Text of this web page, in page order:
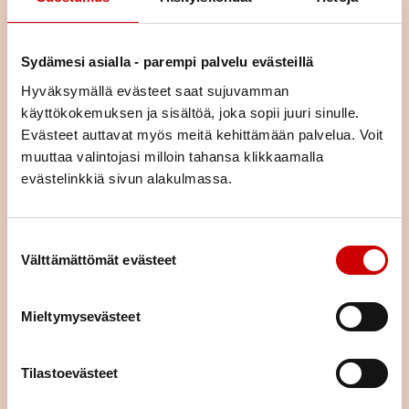
Sydämesi asialla - parempi palvelu evästeillä
Hyväksymällä evästeet saat sujuvamman
käyttökokemuksen ja sisältöä, joka sopii juuri sinulle.
Evästeet auttavat myös meitä kehittämään palvelua. Voit
muuttaa valintojasi milloin tahansa klikkaamalla
evästelinkkiä sivun alakulmassa.
Välttämättömät evästeet
Mieltymysevästeet
Tilastoevästeet
tekemisen ja oppimisen kautta.
Osa kursseista on teemallisia kursseja, joissa käsitellään yhtä
asiaa (esim. liikunta, ravitsemus, mielenhyvinvointi tai parisuhde).
Voit tulla kurssille yksin tai yhdessä puolisosi tai läheisesi kanssa.
Kurssimme ovat osallistujille maksuttomia. Voit hakeutua kaikille
kursseille asuinpaikastasi riippumatta.
KURSSIKALENTERI